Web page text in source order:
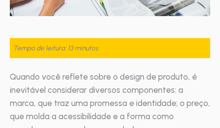
Tempo de leitura: 13 minutos
Quando você reflete sobre o design de produto, é
inevitável considerar diversos componentes: a
marca, que traz uma promessa e identidade; o preço,
que molda a acessibilidade e a forma como